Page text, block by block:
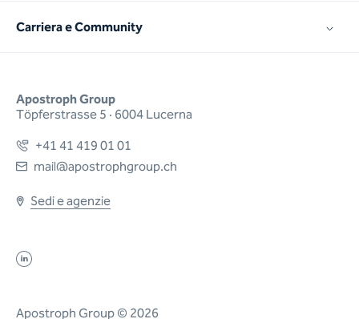
Apostroph Group
Töpferstrasse 5 · 6004 Lucerna
+41 41 419 01 01
mail@apostrophgroup.ch
Sedi e agenzie
Carriera e Community
Apostroph Group © 2026